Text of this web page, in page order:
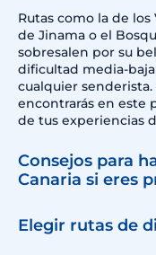
Rutas como la de
de Jinama o el
sobresalen por su
dificultad media-
cualquier
encontrarás en este
de tus experiencias
Consejos para
Canaria si eres
Elegir rutas de